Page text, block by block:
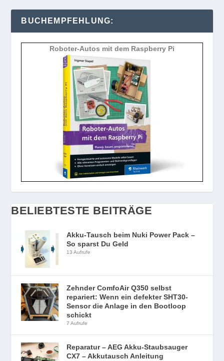
BUCHEMPFEHLUNG:
Roboter-Autos mit dem Raspberry Pi
BELIEBTESTE BEITRÄGE
Akku-Tausch beim Nuki Power Pack –
So sparst Du Geld
13 Aufrufe
Zehnder ComfoAir Q350 selbst
repariert: Wenn ein defekter SHT30-
Sensor die Anlage in den Bootloop
schickt
7 Aufrufe
Reparatur – AEG Akku-Staubsauger
CX7 – Akkutausch Anleitung